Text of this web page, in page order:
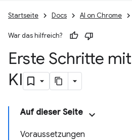
Startseite Docs AI on Chrome
War das hilfreich?
Erste Schritte
KI
Auf dieser Seite
Voraussetzungen